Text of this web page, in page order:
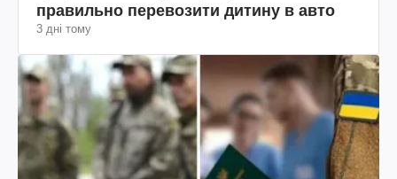
правильно перевозити дитину в авто
3 дні тому